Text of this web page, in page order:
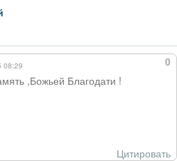
0
08:29
,Божьей Благодати !
Цитировать